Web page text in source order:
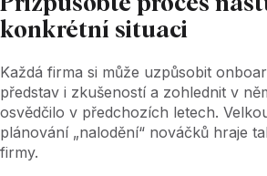
konkrétní situaci
Každá firma si může uzpůsobit
představ i zkušeností a zohlednit v
osvědčilo v předchozích letech.
plánování „nalodění“ nováčků hraje
firmy.